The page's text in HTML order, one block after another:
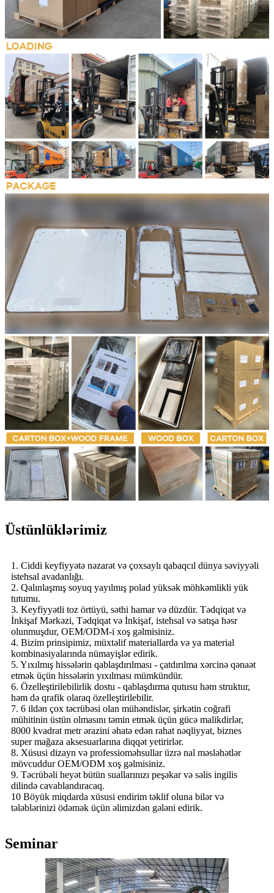
Üstünlüklərimiz
1. Ciddi keyfiyyətə nəzarət və çoxsaylı qabaqcıl dünya səviyyəli
istehsal avadanlığı.
2. Qalınlaşmış soyuq yayılmış polad yüksək möhkəmlikli yük
tutumu.
3. Keyfiyyətli toz örtüyü, səthi hamar və düzdür. Tədqiqat və
İnkişaf Mərkəzi, Tədqiqat və İnkişaf, istehsal və satışa həsr
olunmuşdur, OEM/ODM-i xoş gəlmisiniz.
4. Bizim prinsipimiz, müxtəlif materiallarda və ya material
kombinasiyalarında nümayişlər edirik.
5. Yıxılmış hissələrin qablaşdırılması - çatdırılma xərcinə qənaət
etmək üçün hissələrin yıxılması mümkündür.
6. Özelleştirilebilirlik dostu - qablaşdırma qutusu həm struktur,
həm də qrafik olaraq özelleştirilebilir.
7. 6 ildən çox təcrübəsi olan mühəndislər, şirkətin coğrafi
mühitinin üstün olmasını təmin etmək üçün gücə malikdirlər,
8000 kvadrat metr ərazini əhatə edən rahat nəqliyyat, biznes
super mağaza aksesuarlarına diqqət yetirirlər.
8. Xüsusi dizayn və professioməhsullar üzrə nal məsləhətlər
mövcuddur OEM/ODM xoş gəlmisiniz.
9. Təcrübəli heyət bütün suallarınızı peşəkar və səlis ingilis
dilində cavablandıracaq.
10 Böyük miqdarda xüsusi endirim təklif oluna bilər və
tələblərinizi ödəmək üçün əlimizdən gələni edirik.
Seminar